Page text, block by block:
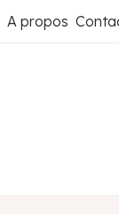
A propos